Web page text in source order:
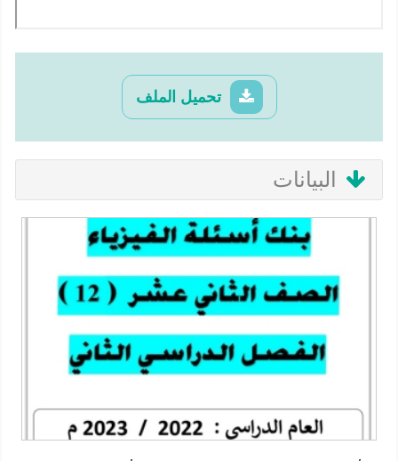
تحميل الملف
البيانات